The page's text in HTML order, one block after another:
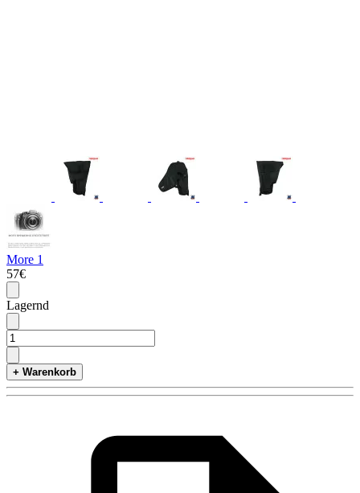
More 1
57€
Lagernd
+ Warenkorb